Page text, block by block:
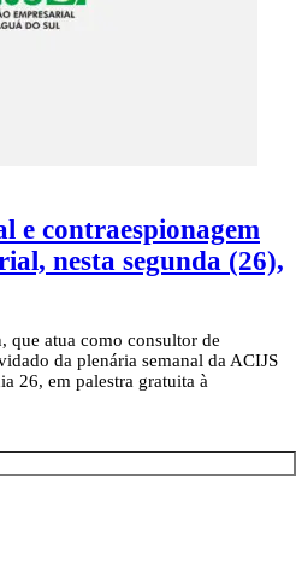
e contraespionagem
nesta segunda (26),
que atua como consultor de
da plenária semanal da ACIJS
26, em palestra gratuita à